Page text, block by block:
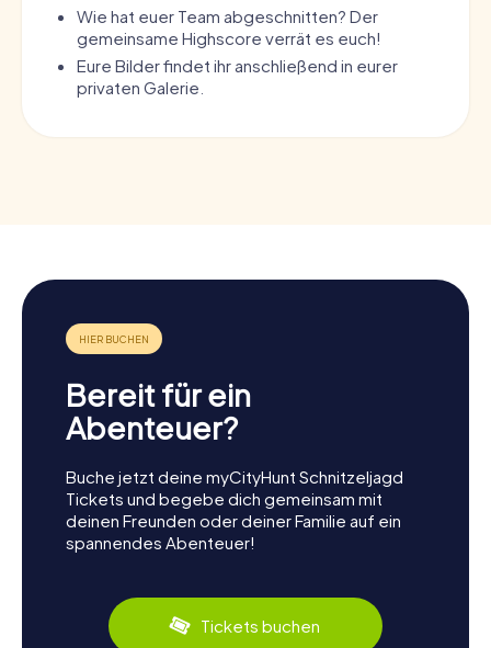
Wie hat euer Team abgeschnitten? Der
gemeinsame Highscore verrät es euch!
Eure Bilder findet ihr anschließend in eurer
privaten Galerie.
Bereit für ein
Abenteuer?
Buche jetzt deine myCityHunt Schnitzeljagd
Tickets und begebe dich gemeinsam mit
deinen Freunden oder deiner Familie auf ein
spannendes Abenteuer!
Tickets buchen